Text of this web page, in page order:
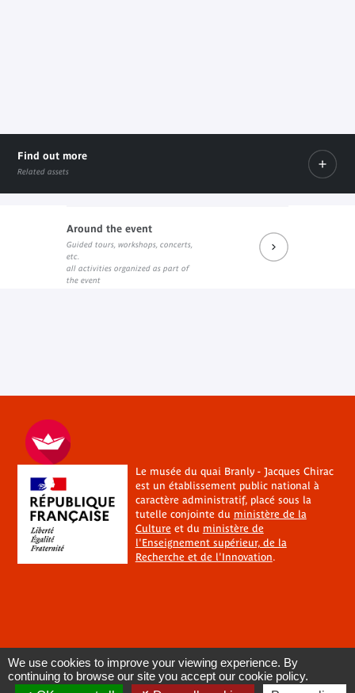
Find out more
Related assets
Prochains rendez-vous du salon de lecture JK
External link
Réécouter les dernières rencontres
Around the event
Guided tours, workshops, concerts,
etc.
all activities organized as part of
the event
Le musée du quai Branly - Jacques Chirac
est un établissement public national à
caractère administratif, placé sous la
tutelle conjointe du ministère de la
Cultureet du ministère de
l'Enseignement supérieur, de la
Recherche et de l'Innovation.
We use cookies to improve your viewing experience. By
continuing to browse our site you accept our cookie policy.